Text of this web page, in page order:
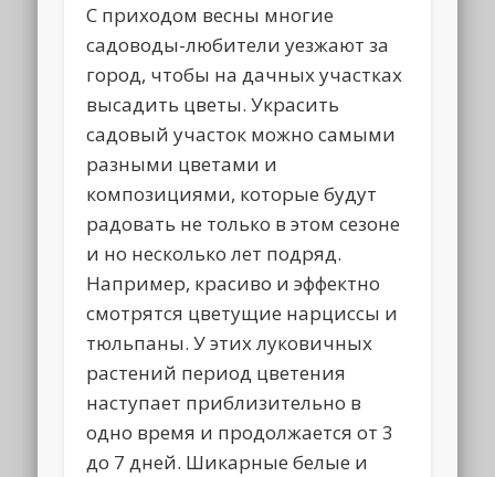
С приходом весны многие
садоводы-любители уезжают за
город, чтобы на дачных участках
высадить цветы. Украсить
садовый участок можно самыми
разными цветами и
композициями, которые будут
радовать не только в этом сезоне
и но несколько лет подряд.
Например, красиво и эффектно
смотрятся цветущие нарциссы и
тюльпаны. У этих луковичных
растений период цветения
наступает приблизительно в
одно время и продолжается от 3
до 7 дней. Шикарные белые и